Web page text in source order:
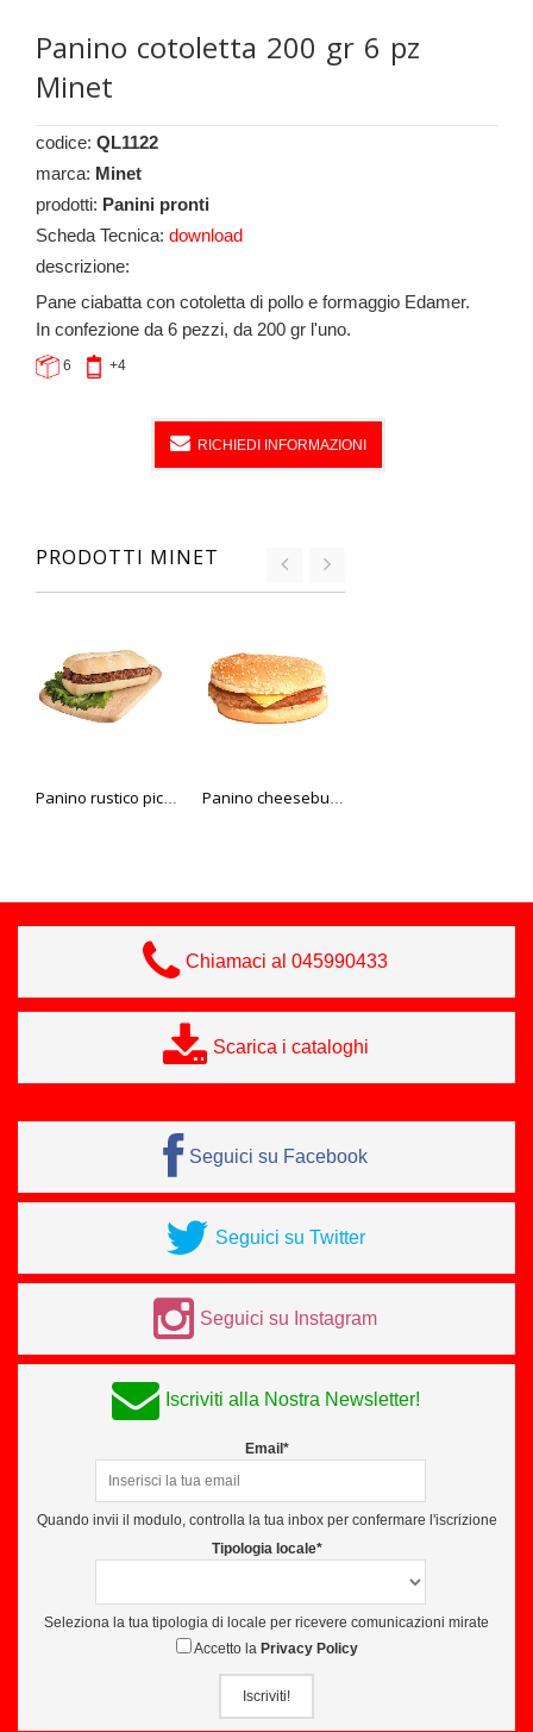
Panino cotoletta 200 gr 6 pz
Minet
codice: QL1122
marca: Minet
prodotti: Panini pronti
Scheda Tecnica: download
descrizione:
Pane ciabatta con cotoletta di pollo e formaggio Edamer.
In confezione da 6 pezzi, da 200 gr l'uno.
6 +4
RICHIEDI INFORMAZIONI
PRODOTTI MINET
Panino rustico piccante Minet 6 pz 200 gr Panino cheeseburger 200 gr 6 pz Minet
Chiamaci al 045990433
Scarica i cataloghi
Seguici su Facebook
Seguici su Twitter
Seguici su Instagram
Iscriviti alla Nostra Newsletter!
Email*
Quando invii il modulo, controlla la tua inbox per confermare l'iscrizione
Tipologia locale*
Seleziona la tua tipologia di locale per ricevere comunicazioni mirate
Accetto la Privacy Policy
Iscriviti!